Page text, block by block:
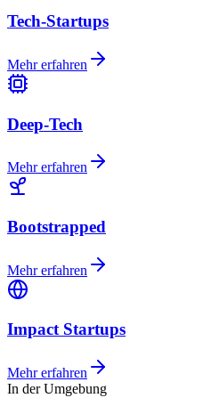
Tech-Startups
Mehr erfahren
Deep-Tech
Mehr erfahren
Bootstrapped
Mehr erfahren
Impact Startups
Mehr erfahren
In der Umgebung